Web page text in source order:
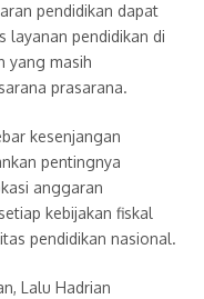
pendidikan dapat
layanan pendidikan di
yang masih
prasarana.
kesenjangan
pentingnya
anggaran
kebijakan fiskal
pendidikan nasional.
Lalu Hadrian